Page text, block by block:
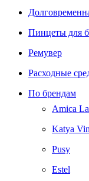
Пинцеты для
Ремувер
Расходные
По брендам
Amica
Katya
Pusy
Estel